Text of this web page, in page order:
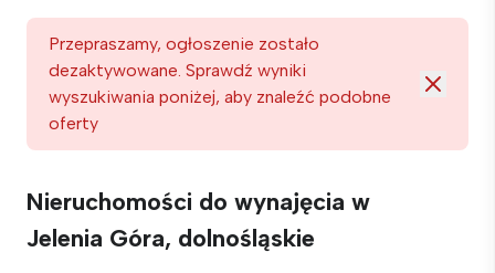
Przepraszamy, ogłoszenie zostało
dezaktywowane. Sprawdź wyniki
wyszukiwania poniżej, aby znaleźć podobne
oferty
Nieruchomości do wynajęcia w
Jelenia Góra, dolnośląskie